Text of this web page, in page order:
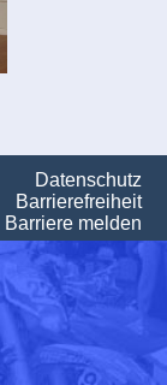
Datenschutz
Barrierefreiheit
Barriere melden